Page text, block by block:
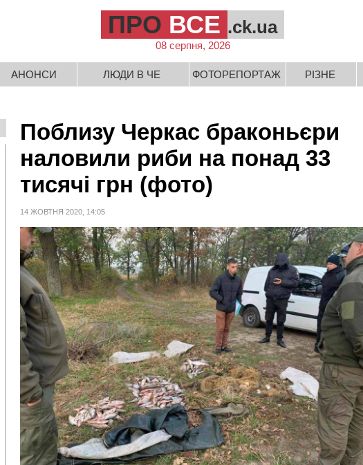
ПРО ВСЕ .ck.ua
08 серпня, 2026
АНОНСИ ЛЮДИ В ЧЕ ФОТОРЕПОРТАЖ РІЗНЕ
Поблизу Черкас браконьєри
наловили риби на понад 33
тисячі грн (фото)
14 ЖОВТНЯ 2020, 14:05